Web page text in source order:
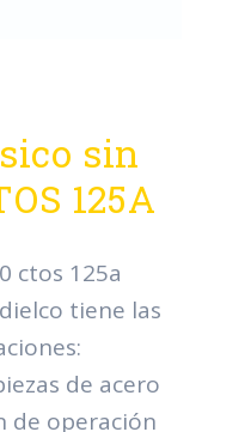
sin
125A
ctos 125a
tiene las
de acero
de operación